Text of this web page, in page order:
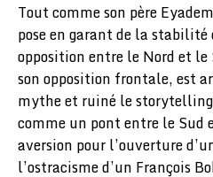
Tout comme son père
pose en garant de la stabilité
opposition entre le Nord et le
son opposition frontale, est
mythe et ruiné le storytelling
comme un pont entre le Sud
aversion pour l’ouverture
l’ostracisme d’un François